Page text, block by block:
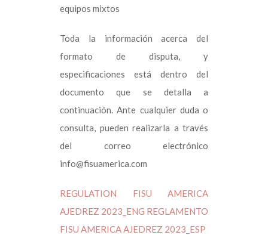
equipos mixtos
Toda la información acerca del
formato de disputa, y
especificaciones está dentro del
documento que se detalla a
continuación. Ante cualquier duda o
consulta, pueden realizarla a través
del correo electrónico
info@fisuamerica.com
REGULATION FISU AMERICA
AJEDREZ 2023_ENG REGLAMENTO
FISU AMERICA AJEDREZ 2023_ESP